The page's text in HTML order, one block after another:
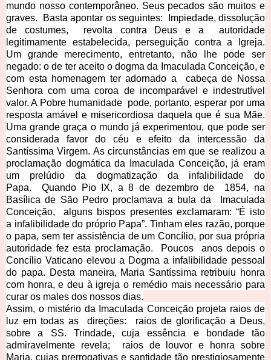
mundo nosso contemporâneo. Seus pecados são muitos e
graves. Basta apontar os seguintes: Impiedade, dissolução
de costumes, revolta contra Deus e a autoridade
legitimamente estabelecida, perseguição contra a Igreja.
Um grande merecimento, entretanto, não lhe pode ser
negado: o de ter aceito o dogma da Imaculada Conceição, e
com esta homenagem ter adornado a cabeça de Nossa
Senhora com uma coroa de incomparável e indestrutível
valor. A Pobre humanidade pode, portanto, esperar por uma
resposta amável e misericordiosa daquela que é sua Mãe.
Uma grande graça o mundo já experimentou, que pode ser
considerada favor do céu e efeito da intercessão da
Santíssima Virgem. As circunstâncias em que se realizou a
proclamação dogmática da Imaculada Conceição, já eram
um prelúdio da dogmatização da infalibilidade do
Papa. Quando Pio IX, a 8 de dezembro de 1854, na
Basílica de São Pedro proclamava a bula da Imaculada
Conceição, alguns bispos presentes exclamaram: “É isto
a infalibilidade do próprio Papa”. Tinham eles razão, porque
o papa, sem ter assistência de um Concílio, por sua própria
autoridade fez esta proclamação. Poucos anos depois o
Concílio Vaticano elevou a Dogma a infalibilidade pessoa
do papa. Desta maneira, Maria Santíssima retribuiu honra
com honra, e deu à igreja o remédio mais necessário para
curar os males dos nossos dias.
Assim, o mistério da Imaculada Conceição projeta raios de
luz em todas as direções: raios de glorificação a Deus,
sobre a SS. Trindade, cuja essência e bondade tão
admiravelmente revela; raios de louvor e honra sobre
Maria, cujas prerrogativas e santidade tão prestigiosamente